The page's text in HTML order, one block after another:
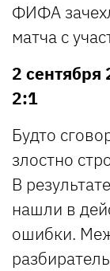
ФИФА
матча с
2
2:1
Будто
злостно
В
нашли в
ошибки.